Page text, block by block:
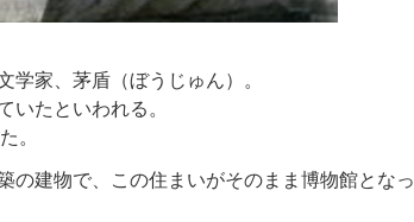
家、茅盾（ぼうじゅん）。
たといわれる。
。
の建物で、この住まいがそのまま博物館となっ